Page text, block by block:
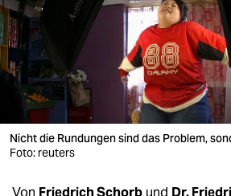
nord
wahrheit
verlag
verlag
veranstaltungen
shop
Nicht die Rundungen sind das Problem,
Foto: reuters
Von Friedrich Schorb und Dr.